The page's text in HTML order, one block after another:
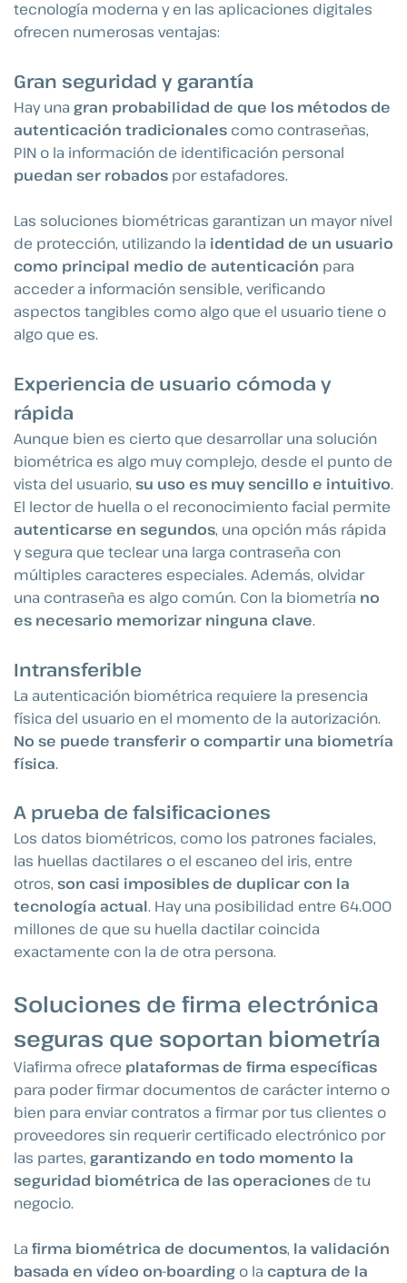
tecnología moderna y en las aplicaciones digitales
ofrecen numerosas ventajas:
Gran seguridad y garantía
Hay una gran probabilidad de que los métodos de
autenticación tradicionales como contraseñas,
PIN o la información de identificación personal
puedan ser robados por estafadores.
Las soluciones biométricas garantizan un mayor nivel
de protección, utilizando la identidad de un usuario
como principal medio de autenticación para
acceder a información sensible, verificando
aspectos tangibles como algo que el usuario tiene o
algo que es.
Experiencia de usuario cómoda y
rápida
Aunque bien es cierto que desarrollar una solución
biométrica es algo muy complejo, desde el punto de
vista del usuario, su uso es muy sencillo e intuitivo.
El lector de huella o el reconocimiento facial permite
autenticarse en segundos, una opción más rápida
y segura que teclear una larga contraseña con
múltiples caracteres especiales. Además, olvidar
una contraseña es algo común. Con la biometría no
es necesario memorizar ninguna clave.
Intransferible
La autenticación biométrica requiere la presencia
física del usuario en el momento de la autorización.
No se puede transferir o compartir una biometría
física.
A prueba de falsificaciones
Los datos biométricos, como los patrones faciales,
las huellas dactilares o el escaneo del iris, entre
otros, son casi imposibles de duplicar con la
tecnología actual. Hay una posibilidad entre 64.000
millones de que su huella dactilar coincida
exactamente con la de otra persona.
Soluciones de firma electrónica
seguras que soportan biometría
Viafirma ofrece plataformas de firma específicas
para poder firmar documentos de carácter interno o
bien para enviar contratos a firmar por tus clientes o
proveedores sin requerir certificado electrónico por
las partes, garantizando en todo momento la
seguridad biométrica de las operaciones de tu
negocio.
La firma biométrica de documentos, la validación
basada en vídeo on-boarding o la captura de la